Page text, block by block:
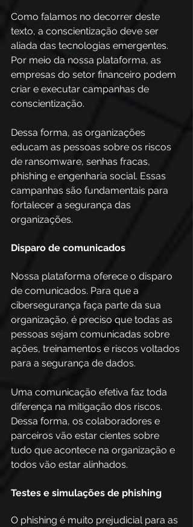
Como falamos no decorrer deste
texto, a conscientização deve ser
aliada das tecnologias emergentes.
Por meio da nossa plataforma, as
empresas do setor financeiro podem
criar e executar campanhas de
conscientização.
Dessa forma, as organizações
educam as pessoas sobre os riscos
de ransomware, senhas fracas,
phishing e engenharia social. Essas
campanhas são fundamentais para
fortalecer a segurança das
organizações.
Disparo de comunicados
Nossa plataforma oferece o disparo
de comunicados. Para que a
cibersegurança faça parte da sua
organização, é preciso que todas as
pessoas sejam comunicadas sobre
ações, treinamentos e riscos voltados
para a segurança de dados.
Uma comunicação efetiva faz toda
diferença na mitigação dos riscos.
Dessa forma, os colaboradores e
parceiros vão estar cientes sobre
tudo que acontece na organização e
todos vão estar alinhados.
Testes e simulações de phishing
O phishing é muito prejudicial para as